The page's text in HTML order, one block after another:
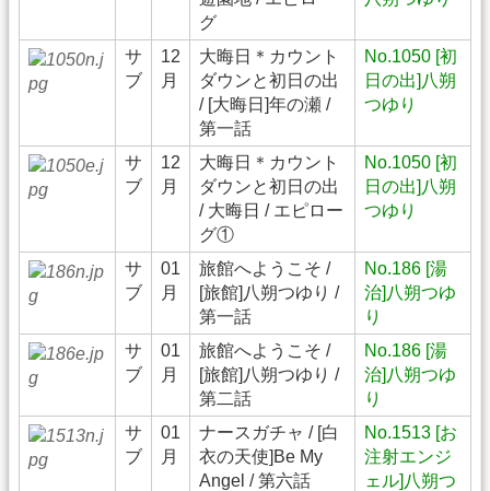
グ
サ
ブ
12
月
大晦日＊カウント
ダウンと初日の出
/ [大晦日]年の瀬 /
第一話
No.1050 [初
日の出]八朔
つゆり
サ
ブ
12
月
大晦日＊カウント
ダウンと初日の出
/ 大晦日 / エピロー
グ①
No.1050 [初
日の出]八朔
つゆり
サ
ブ
01
月
旅館へようこそ /
[旅館]八朔つゆり /
第一話
No.186 [湯
治]八朔つゆ
り
サ
ブ
01
月
旅館へようこそ /
[旅館]八朔つゆり /
第二話
No.186 [湯
治]八朔つゆ
り
サ
ブ
01
月
ナースガチャ / [白
衣の天使]Be My
Angel / 第六話
No.1513 [お
注射エンジ
ェル]八朔つ